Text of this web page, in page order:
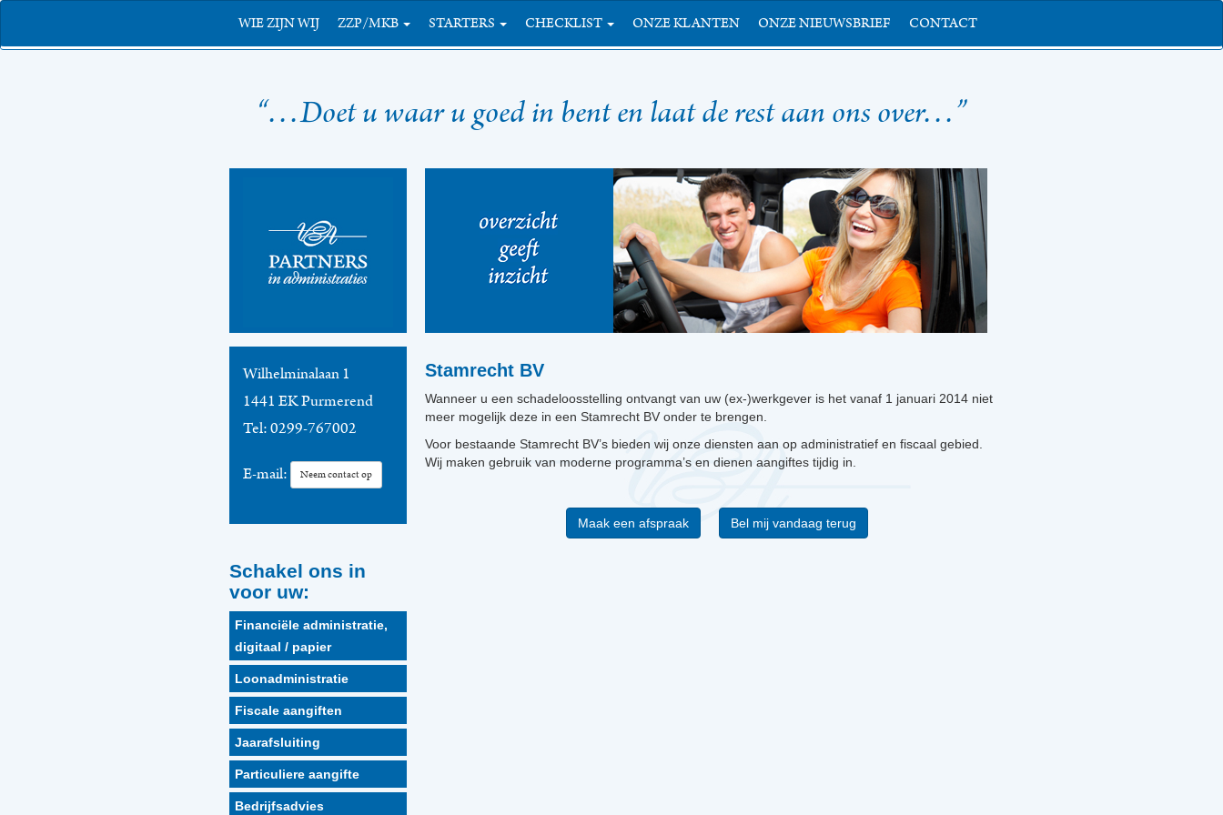
WIE ZIJN WIJ ZZP/MKB STARTERS CHECKLIST ONZE KLANTEN ONZE NIEUWSBRIEF CONTACT
“…Doet u waar u goed in bent en laat de rest aan ons over…”
Wilhelminalaan 1
1441 EK Purmerend
Tel:0299-767002
E-mail: Neem contact op
Schakel ons in
voor uw:
Financiële administratie,
digitaal / papier
Loonadministratie
Fiscale aangiften
Jaarafsluiting
Particuliere aangifte
Bedrijfsadvies
Stamrecht BV
Wanneer u een schadeloosstelling ontvangt van uw (ex-)werkgever is het vanaf 1 januari 2014 niet
meer mogelijk deze in een Stamrecht BV onder te brengen.
Voor bestaande Stamrecht BV’s bieden wij onze diensten aan op administratief en fiscaal gebied.
Wij maken gebruik van moderne programma’s en dienen aangiftes tijdig in.
Maak een afspraak Bel mij vandaag terug